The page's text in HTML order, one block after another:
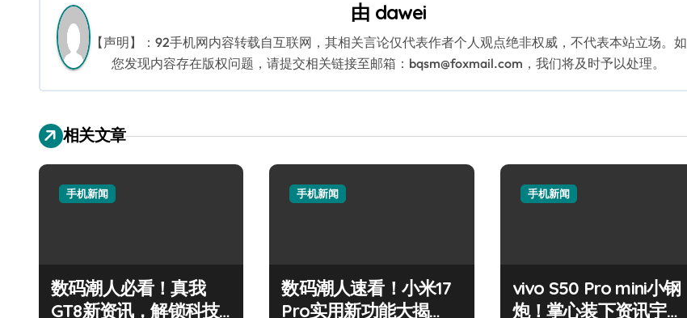
航
由 dawei
【声明】：92手机网内容转载自互联网，其相关言论仅代表作者个人观点绝非权威，不代表本站立场。如
您发现内容存在版权问题，请提交相关链接至邮箱：bqsm@foxmail.com，我们将及时予以处理。
相关文章
手机新闻
数码潮人必看！真我
GT8新资讯，解锁科技
手机新闻
数码潮人速看！小米17
Pro实用新功能大揭
手机新闻
vivo S50 Pro mini小钢
炮！掌心装下资讯宇